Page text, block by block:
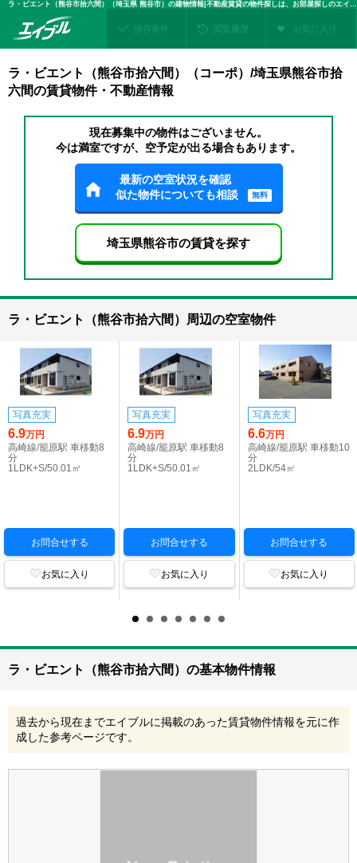
ラ・ビエント（熊谷市拾六間）（埼玉県 熊谷市）の建物情報|不動産賃貸の物件探しは、お部屋探しのエイブル
保存条件 閲覧履歴 お気に入り
ラ・ビエント（熊谷市拾六間）（コーポ）/埼玉県熊谷市拾
六間の賃貸物件・不動産情報
現在募集中の物件はございません。
今は満室ですが、空予定が出る場合もあります。
最新の空室状況を確認
似た物件についても相談
無料
埼玉県熊谷市の賃貸を探す
ラ・ビエント（熊谷市拾六間）周辺の空室物件
写真充実
6.9万円
高崎線/籠原駅 車移動8
分
1LDK+S/50.01㎡
お問合せする
お気に入り
写真充実
6.9万円
高崎線/籠原駅 車移動8
分
1LDK+S/50.01㎡
お問合せする
お気に入り
写真充実
6.6万円
高崎線/籠原駅 車移動10
分
2LDK/54㎡
お問合せする
お気に入り
ラ・ビエント（熊谷市拾六間）の基本物件情報
過去から現在までエイブルに掲載のあった賃貸物件情報を元に作
成した参考ページです。